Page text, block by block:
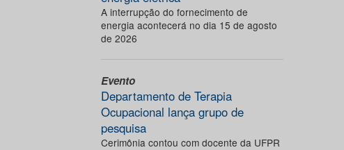
A interrupção do fornecimento de
energia acontecerá no dia 15 de agosto
de 2026
Evento
Departamento de Terapia
Ocupacional lança grupo de
pesquisa
Cerimônia contou com docente da UFPR